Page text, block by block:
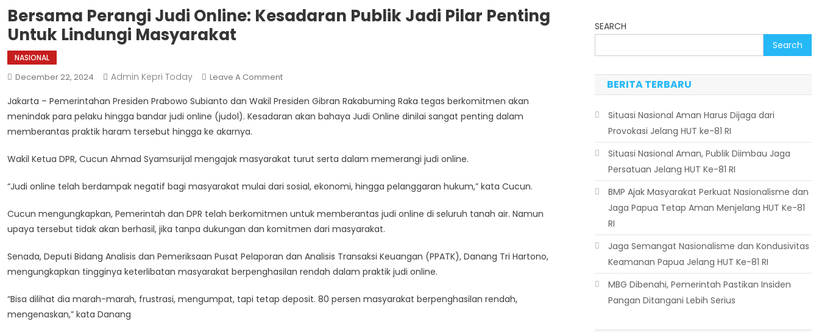
Bersama Perangi Judi Online: Kesadaran Publik Jadi Pilar Penting
Untuk Lindungi Masyarakat
NASIONAL
December 22, 2024 Admin Kepri Today Leave A CommentOn
Perangi
Judi
Publik
Pilar
Untuk
Lindungi
Jakarta – Pemerintahan Presiden Prabowo Subianto dan Wakil Presiden Gibran Rakabuming Raka tegas berkomitmen akan
menindak para pelaku hingga bandar judi online (judol). Kesadaran akan bahaya Judi Online dinilai sangat penting dalam
memberantas praktik haram tersebut hingga ke akarnya.
Wakil Ketua DPR, Cucun Ahmad Syamsurijal mengajak masyarakat turut serta dalam memerangi judi online.
“Judi online telah berdampak negatif bagi masyarakat mulai dari sosial, ekonomi, hingga pelanggaran hukum,” kata Cucun.
Cucun mengungkapkan, Pemerintah dan DPR telah berkomitmen untuk memberantas judi online di seluruh tanah air. Namun
upaya tersebut tidak akan berhasil, jika tanpa dukungan dan komitmen dari masyarakat.
Senada, Deputi Bidang Analisis dan Pemeriksaan Pusat Pelaporan dan Analisis Transaksi Keuangan (PPATK), Danang Tri Hartono,
mengungkapkan tingginya keterlibatan masyarakat berpenghasilan rendah dalam praktik judi online.
“Bisa dilihat dia marah-marah, frustrasi, mengumpat, tapi tetap deposit. 80 persen masyarakat berpenghasilan rendah,
mengenaskan,” kata Danang
SEARCH
Search
BERITA TERBARU
Situasi Nasional Aman Harus Dijaga dari
Provokasi Jelang HUT ke-81 RI
Situasi Nasional Aman, Publik Diimbau Jaga
Persatuan Jelang HUT Ke-81 RI
BMP Ajak Masyarakat Perkuat Nasionalisme dan
Jaga Papua Tetap Aman Menjelang HUT Ke-81
RI
Jaga Semangat Nasionalisme dan Kondusivitas
Keamanan Papua Jelang HUT Ke-81 RI
MBG Dibenahi, Pemerintah Pastikan Insiden
Pangan Ditangani Lebih Serius